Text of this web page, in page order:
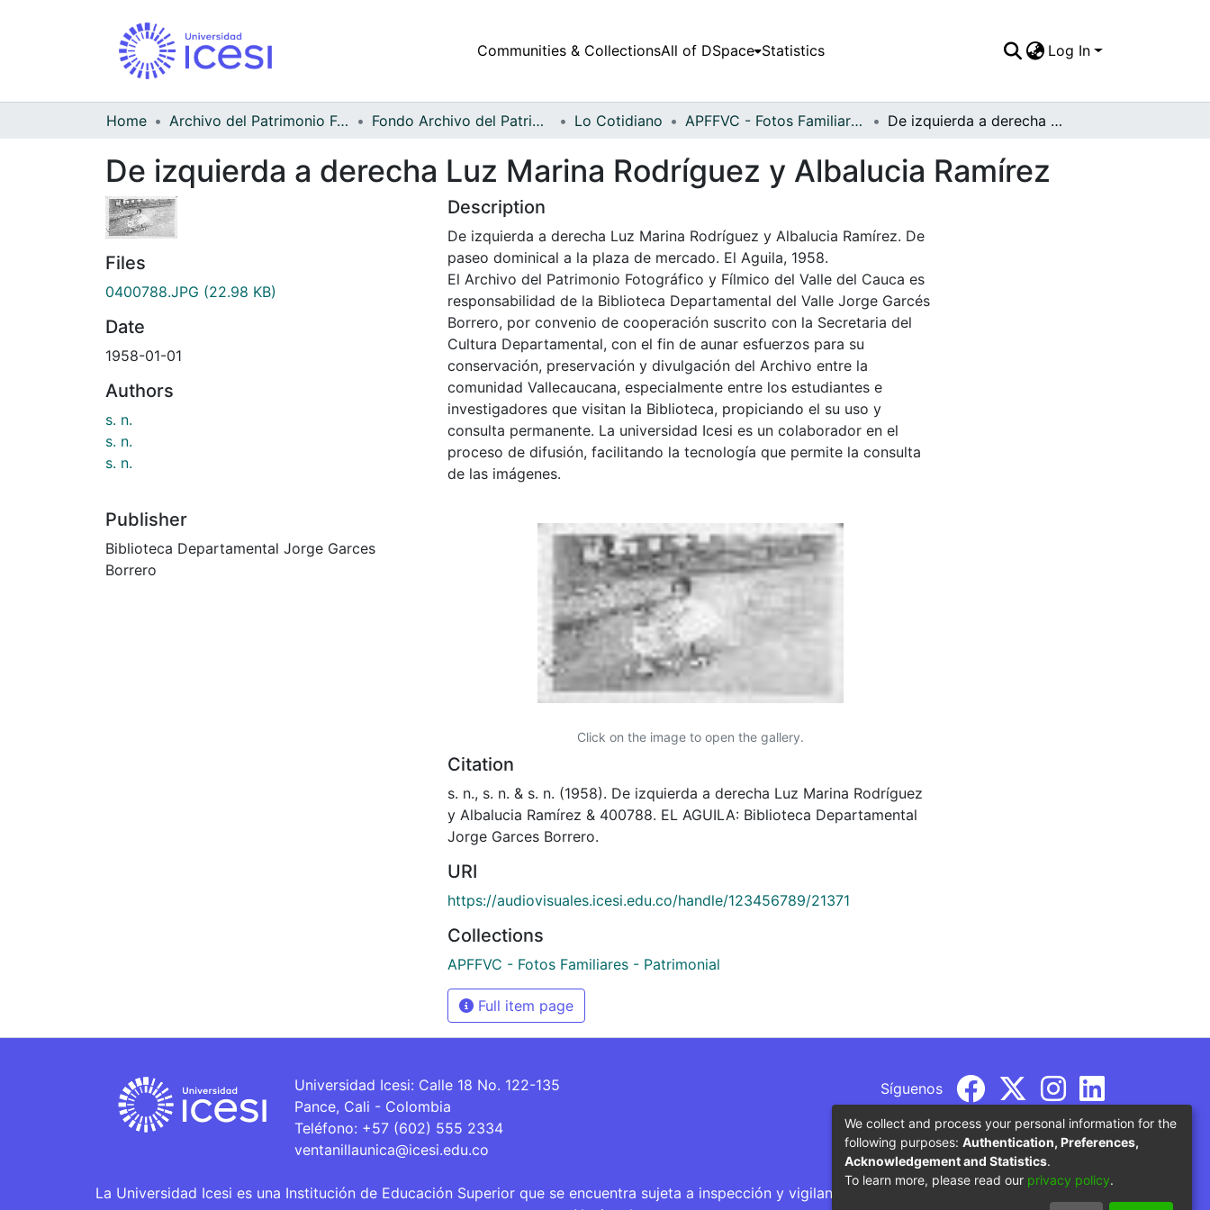
Communities & CollectionsAll of DSpace Statistics Log In
Home Archivo del Patrimonio Fotográfico y Fílmico del Valle del Cauca Fondo Archivo del Patrimonio Fotográfico y Fílmico del Valle del Cauca Lo Cotidiano APFFVC - Fotos Familiares - Patrimonial De izquierda a derecha Luz Marina Rodríguez y Albalucia Ramírez
De izquierda a derecha Luz Marina Rodríguez y Albalucia Ramírez
Files
0400788.JPG (22.98 KB)
Date
1958-01-01
Authors
s. n.
s. n.
s. n.
Publisher
Biblioteca Departamental Jorge Garces
Borrero
Description
De izquierda a derecha Luz Marina Rodríguez y Albalucia Ramírez. De
paseo dominical a la plaza de mercado. El Aguila, 1958.
El Archivo del Patrimonio Fotográfico y Fílmico del Valle del Cauca es
responsabilidad de la Biblioteca Departamental del Valle Jorge Garcés
Borrero, por convenio de cooperación suscrito con la Secretaria del
Cultura Departamental, con el fin de aunar esfuerzos para su
conservación, preservación y divulgación del Archivo entre la
comunidad Vallecaucana, especialmente entre los estudiantes e
investigadores que visitan la Biblioteca, propiciando el su uso y
consulta permanente. La universidad Icesi es un colaborador en el
proceso de difusión, facilitando la tecnología que permite la consulta
de las imágenes.
Click on the image to open the gallery.
Citation
s. n., s. n. & s. n. (1958). De izquierda a derecha Luz Marina Rodríguez
y Albalucia Ramírez & 400788. EL AGUILA: Biblioteca Departamental
Jorge Garces Borrero.
URI
https://audiovisuales.icesi.edu.co/handle/123456789/21371
Collections
APFFVC - Fotos Familiares - Patrimonial
Full item page
Universidad Icesi: Calle 18 No. 122-135
Pance, Cali - Colombia
Teléfono: +57 (602) 555 2334
ventanillaunica@icesi.edu.co
Síguenos
La Universidad Icesi es una Institución de Educación Superior que se encuentra sujeta a inspección y vigilancia por parte del Ministerio de Educación
We collect and process your personal information for the
following purposes: Authentication, Preferences,
Acknowledgement and Statistics.
To learn more, please read our privacy policy.